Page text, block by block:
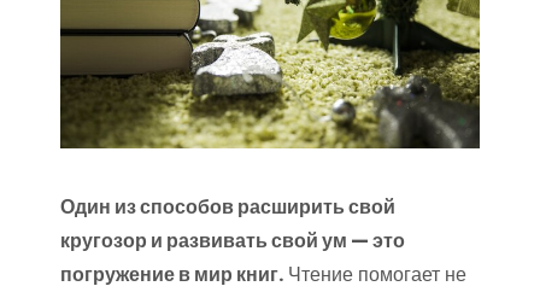
Один из способов расширить свой
кругозор и развивать свой ум — это
погружение в мир книг. Чтение помогает не